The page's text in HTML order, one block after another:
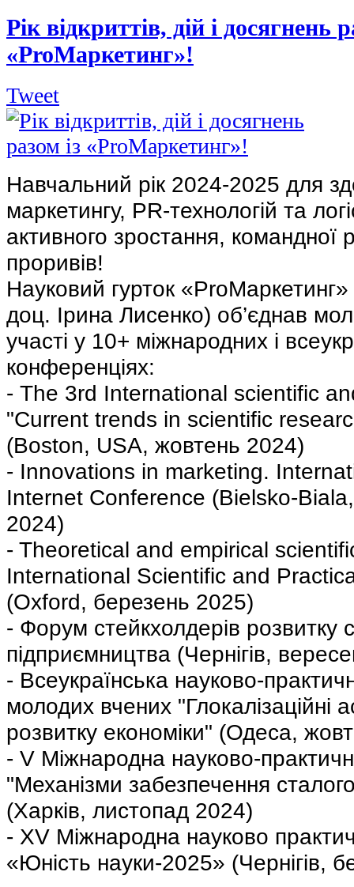
Рік відкриттів, дій і досягнень
«ProМаркетинг»!
Tweet
Навчальний рік 2024-2025 для
маркетингу, PR-технологій та
активного зростання, командної
проривів!
Науковий гурток «ProМаркетинг»
доц. Ірина Лисенко) об’єднав
участі у 10+ міжнародних і
конференціях:
- The 3rd International scientific
"Current trends in scientific
(Boston, USA, жовтень 2024)
- Innovations in marketing.
Internet Conference (Bielsko-
2024)
- Theoretical and empirical
International Scientific and
(Oxford, березень 2025)
- Форум стейкхолдерів розвитку
підприємництва (Чернігів,
- Всеукраїнська науково-
молодих вчених "Глокалізаційні
розвитку економіки" (Одеса,
- V Міжнародна науково-
"Механізми забезпечення
(Харків, листопад 2024)
- ХV Міжнародна науково
«Юність науки-2025» (Чернігів,